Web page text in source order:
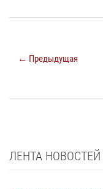
← Предыдущая
ЛЕНТА НОВОСТЕЙ